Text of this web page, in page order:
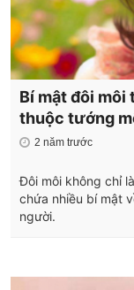
Bí mật đôi môi
thuộc tướng
2 năm trước
Đôi môi không chỉ
chứa nhiều bí mật
người.